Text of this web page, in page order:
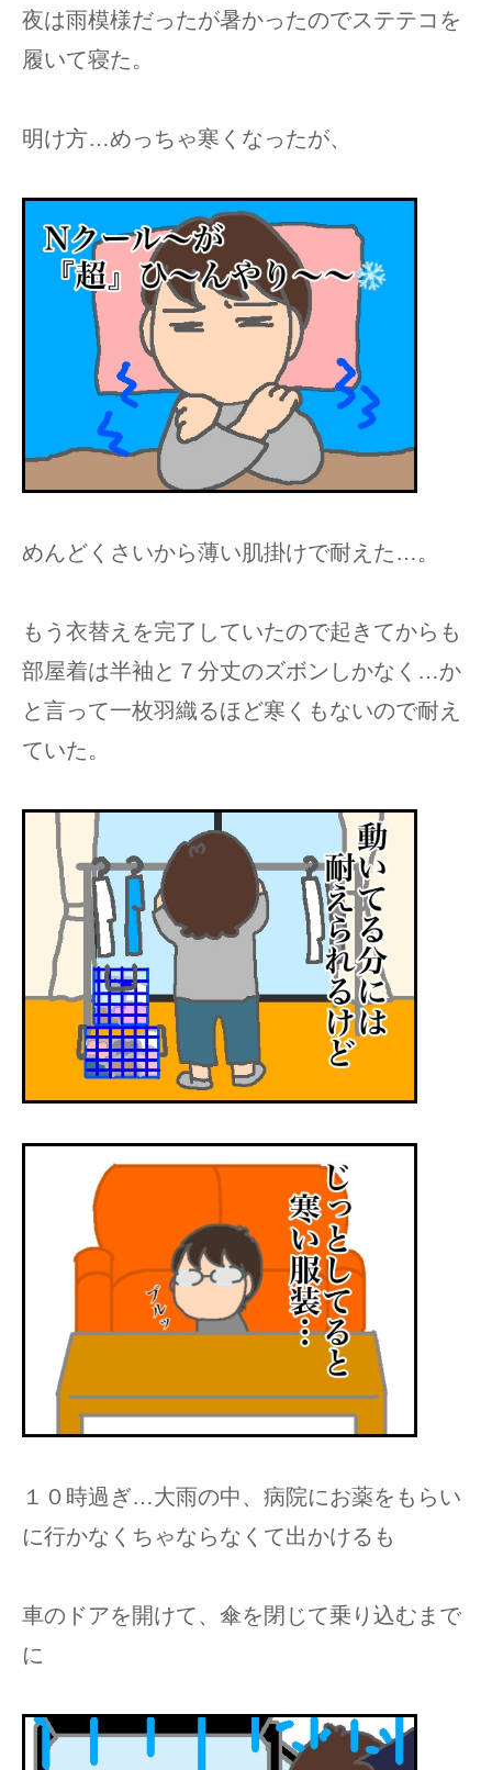
夜は雨模様だったが暑かったのでステテコを
履いて寝た。
明け方…めっちゃ寒くなったが、
めんどくさいから薄い肌掛けで耐えた…。
もう衣替えを完了していたので起きてからも
部屋着は半袖と７分丈のズボンしかなく…か
と言って一枚羽織るほど寒くもないので耐え
ていた。
１０時過ぎ…大雨の中、病院にお薬をもらい
に行かなくちゃならなくて出かけるも
車のドアを開けて、傘を閉じて乗り込むまで
に